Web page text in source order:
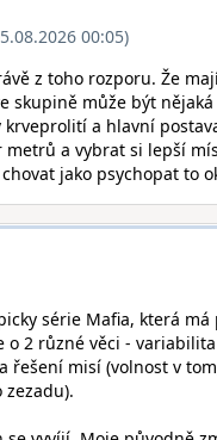
00:05)
z toho rozporu. Že
skupině může být
a hlavní
metrů a vybrat si lepší
jako psychopat to
série Mafia, která
o 2 různé věci -
řešení misí (volnost v